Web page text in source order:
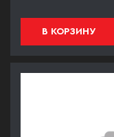
В КОРЗИНУ